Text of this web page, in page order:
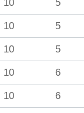
10 5
10 5
10 5
10 6
10 6